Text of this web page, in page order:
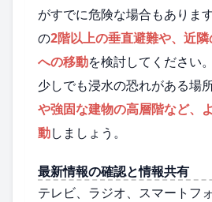
がすでに危険な場合もありま
の2階以上の垂直避難や、近
への移動を検討してください。
少しでも浸水の恐れがある場
や強固な建物の高層階など、
動しましょう。
最新情報の確認と情報共有
テレビ、ラジオ、スマートフ